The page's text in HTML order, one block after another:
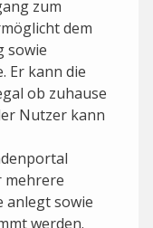
zum
dem
sowie
Er kann die
ob zuhause
Nutzer kann
mehrere
anlegt sowie
werden.